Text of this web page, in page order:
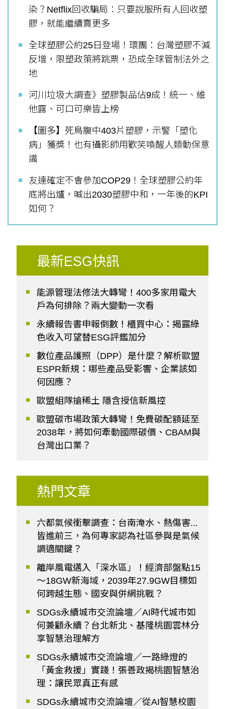
染？Netflix回收騙局：只要說服所有人回收塑
膠，就能繼續賣更多
全球塑膠公約25日登場！環團：台灣塑膠不減
反增，限塑政策將跳票，恐成全球管制法外之
地
河川垃圾大調查》塑膠製品佔9成！統一、維
他露、可口可樂皆上榜
【圖多】死鳥腹中403片塑膠，示警「塑化
病」獲獎！也有攝影師用歡笑喚醒人類動保意
識
友達確定不會參加COP29！全球塑膠公約年
底將出爐，喊出2030塑膠中和，一年後的KPI
如何？
最新ESG快訊
能源管理法修法大轉彎！400多家用電大
戶為何排除？兩大變動一次看
永續報告書申報倒數！櫃買中心：揭露綠
色收入可望替ESG評鑑加分
數位產品護照（DPP）是什麼？解析歐盟
ESPR新規：哪些產品受影響、企業該如
何因應？
歐盟組隊搶稀土 隱含授信新風控
歐盟碳市場政策大轉彎！免費碳配額延至
2038年，將如何牽動國際碳價、CBAM與
台灣出口業？
熱門文章
六都氣候衝擊調查：台南淹水、熱傷害...
皆進前三，為何專家認為社區參與是氣候
調適關鍵？
離岸風電邁入「深水區」！經濟部盤點15
～18GW新海域，2039年27.9GW目標如
何跨越生態、國安與併網挑戰？
SDGs永續城市交流論壇／AI時代城市如
何兼顧永續？台北新北、基隆桃園雲林分
享智慧治理解方
SDGs永續城市交流論壇／一路綠燈的
「黃金救援」實踐！張善政揭桃園智慧治
理：讓民眾真正有感
SDGs永續城市交流論壇／從AI智慧校園